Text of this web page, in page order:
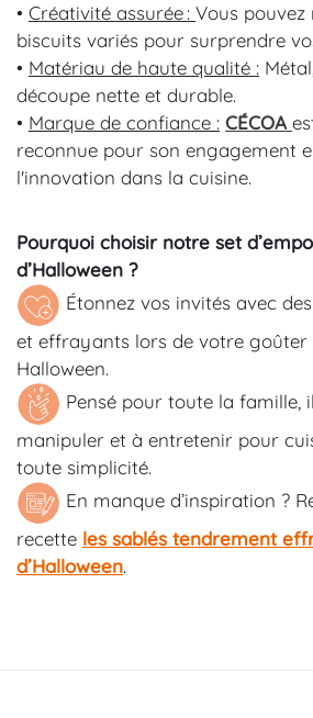
• Créativité assurée : Vous pouvez
biscuits variés pour surprendre
• Matériau de haute qualité :
découpe nette et durable.
• Marque de confiance : CÉCOA
reconnue pour son engagement
l'innovation dans la cuisine.
Pourquoi choisir notre set
d’Halloween ?
Étonnez vos invités avec
et effrayants lors de votre goûter
Halloween.
Pensé pour toute la famille,
manipuler et à entretenir pour
toute simplicité.
En manque d’inspiration ?
recette les sablés tendrement
d’Halloween.